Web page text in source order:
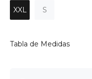
XXL S
Tabla de Medidas